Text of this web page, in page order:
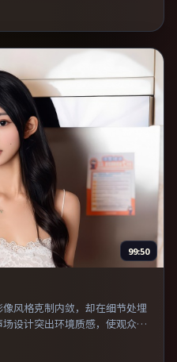
99:50
风格克制内敛，却在细节处埋
设计突出环境质感，使观众更
的观众，情绪后劲较足。